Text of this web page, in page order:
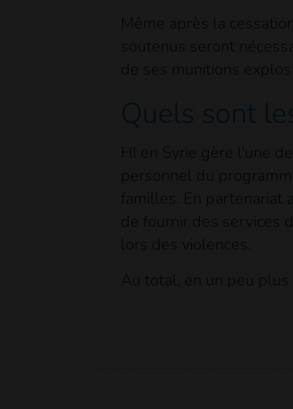
Même après la
soutenus seront
de ses munitions
Quels sont
HI en Syrie gère l'une
personnel du
familles. En partenariat
de fournir des services
lors des violences.
Au total, en un peu